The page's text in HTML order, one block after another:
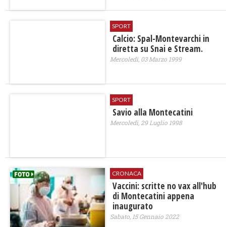
SPORT
Calcio: Spal-Montevarchi in
diretta su Snai e Stream.
Mercoledì, 03 Marzo 1999
SPORT
Savio alla Montecatini
Mercoledì, 29 Luglio 1998
CRONACA
Vaccini: scritte no vax all'hub
di Montecatini appena
inaugurato
Sabato, 15 Gennaio 2022